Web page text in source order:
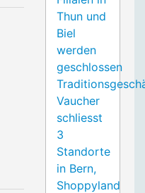
Thun und
Biel
werden
geschlossen
Vaucher
schliesst
3
Standorte
in Bern,
Shoppyland